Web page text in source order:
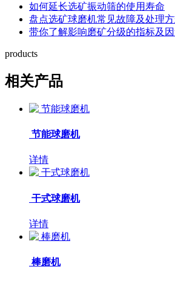
如何延长选矿振动筛的使用寿命
盘点选矿球磨机常见故障及处理
带你了解影响磨矿分级的指标及
products
相关产品
节能球磨机
详情
干式球磨机
详情
棒磨机